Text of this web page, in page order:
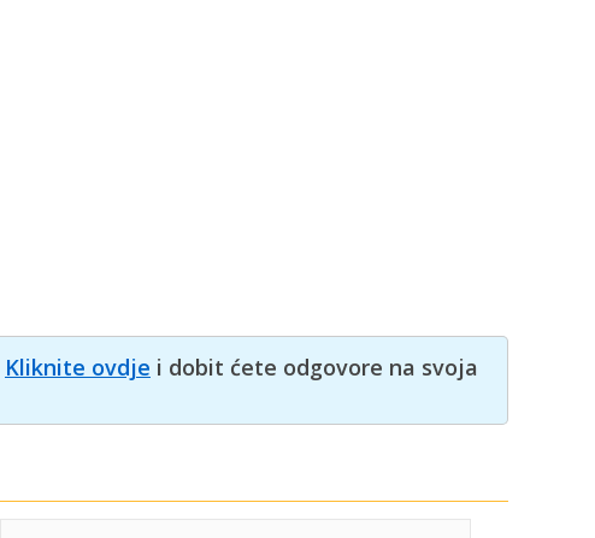
Kliknite ovdje i dobit ćete odgovore na svoja